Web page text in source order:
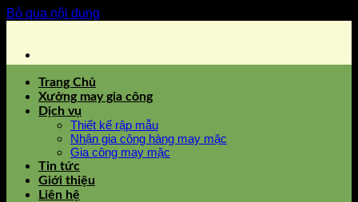
Bỏ qua nội dung
Trang Chủ
Xưởng may gia công
Dịch vụ
Thiết kế rập mẫu
Nhận gia công hàng may mặc
Gia công may mặc
Tin tức
Giới thiệu
Liên hệ